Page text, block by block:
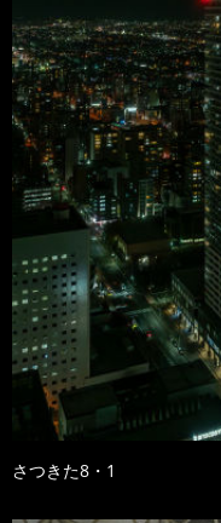
さつきた8・1